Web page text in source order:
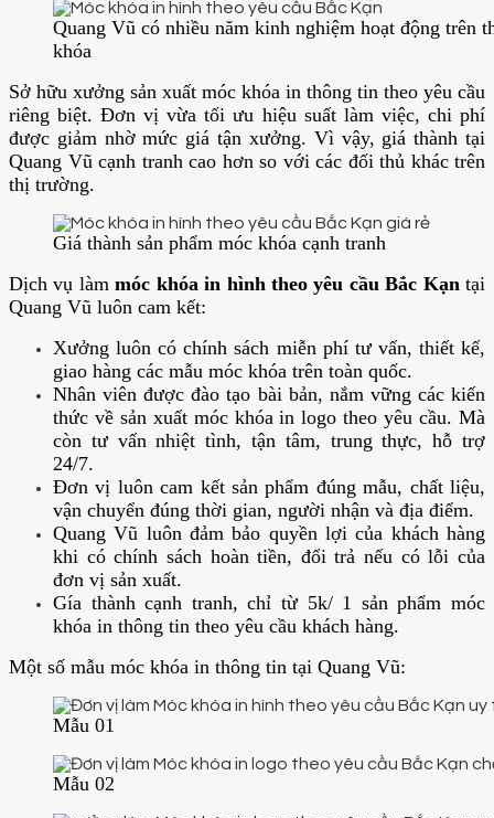
Quang Vũ có nhiều năm kinh nghiệm hoạt động trên
khóa
Sở hữu xưởng sản xuất móc khóa in thông tin theo yêu cầu
riêng biệt. Đơn vị vừa tối ưu hiệu suất làm việc, chi phí
được giảm nhờ mức giá tận xưởng. Vì vậy, giá thành tại
Quang Vũ cạnh tranh cao hơn so với các đối thủ khác trên
thị trường.
Giá thành sản phẩm móc khóa cạnh tranh
Dịch vụ làmmóc khóa in hình theo yêu cầu Bắc Kạn tại
Quang Vũ luôn cam kết:
Xưởng luôn có chính sách miễn phí tư vấn, thiết kế,
giao hàng các mẫu móc khóa trên toàn quốc.
Nhân viên được đào tạo bài bản, nắm vững các kiến
thức về sản xuất móc khóa in logo theo yêu cầu. Mà
còn tư vấn nhiệt tình, tận tâm, trung thực, hỗ trợ
24/7.
Đơn vị luôn cam kết sản phẩm đúng mẫu, chất liệu,
vận chuyển đúng thời gian, người nhận và địa điểm.
Quang Vũ luôn đảm bảo quyền lợi của khách hàng
khi có chính sách hoàn tiền, đổi trả nếu có lỗi của
đơn vị sản xuất.
Gía thành cạnh tranh, chỉ từ 5k/ 1 sản phẩm móc
khóa in thông tin theo yêu cầu khách hàng.
Một số mẫu móc khóa in thông tin tại Quang Vũ:
Mẫu 01
Mẫu 02